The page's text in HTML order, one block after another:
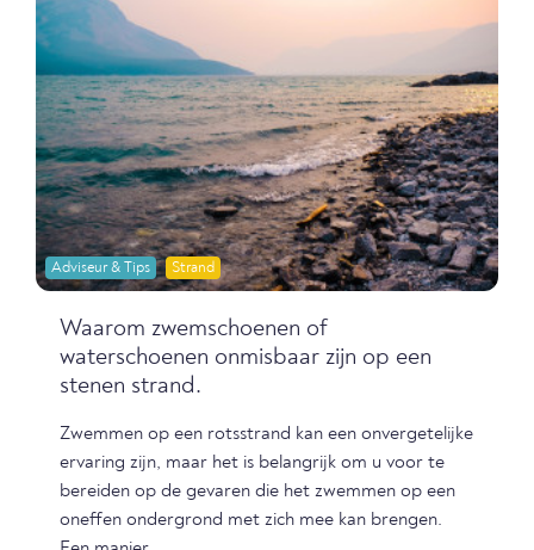
Adviseur & Tips Strand
Waarom zwemschoenen of
waterschoenen onmisbaar zijn op een
stenen strand.
Zwemmen op een rotsstrand kan een onvergetelijke
ervaring zijn, maar het is belangrijk om u voor te
bereiden op de gevaren die het zwemmen op een
oneffen ondergrond met zich mee kan brengen.